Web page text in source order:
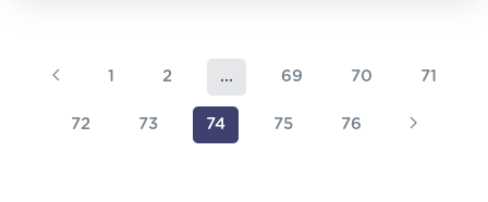
1 2 ... 69 70 71
72 73 74 75 76